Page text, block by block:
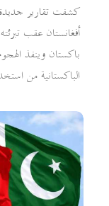
كشفت تقارير
باكستان وينفذ
الباكستانية من